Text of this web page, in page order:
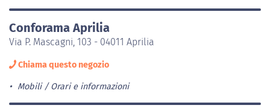
Conforama Aprilia
Via P. Mascagni, 103 - 04011 Aprilia
Chiama questo negozio
Mobili Orari e informazioni